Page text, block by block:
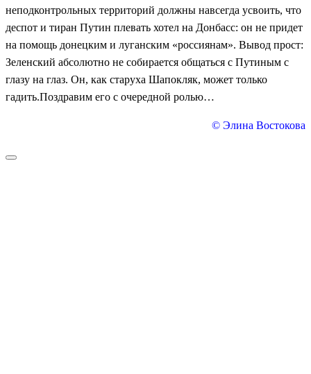
неподконтрольных территорий должны навсегда усвоить, что
деспот и тиран Путин плевать хотел на Донбасс: он не придет
на помощь донецким и луганским «россиянам». Вывод прост:
Зеленский абсолютно не собирается общаться с Путиным с
глазу на глаз. Он, как старуха Шапокляк, может только
гадить.Поздравим его с очередной ролью…
© Элина Востокова